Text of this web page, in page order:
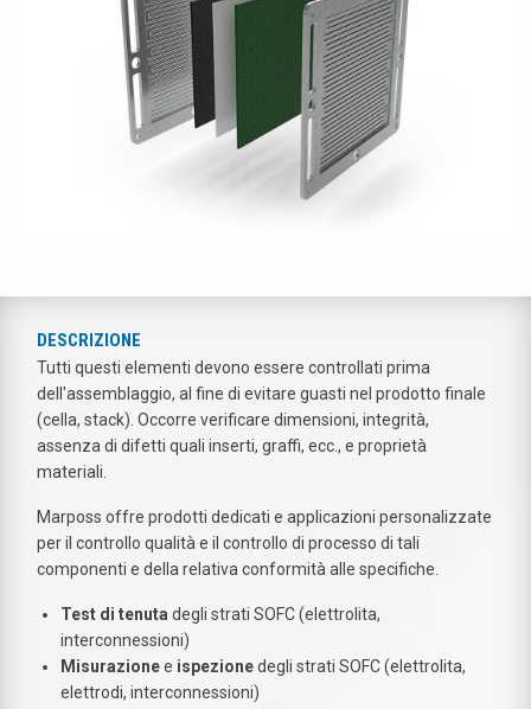
DESCRIZIONE
Tutti questi elementi devono essere controllati prima
dell'assemblaggio, al fine di evitare guasti nel prodotto finale
(cella, stack). Occorre verificare dimensioni, integrità,
assenza di difetti quali inserti, graffi, ecc., e proprietà
materiali.
Marposs offre prodotti dedicati e applicazioni personalizzate
per il controllo qualità e il controllo di processo di tali
componenti e della relativa conformità alle specifiche.
Test di tenuta degli strati SOFC (elettrolita,
interconnessioni)
Misurazionee ispezionedegli strati SOFC (elettrolita,
elettrodi, interconnessioni)